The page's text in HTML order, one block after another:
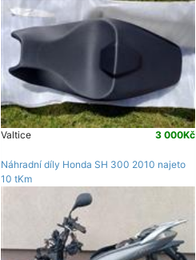
3 000Kč
Valtice
Náhradní díly Honda SH 300 2010 najeto
10 tKm